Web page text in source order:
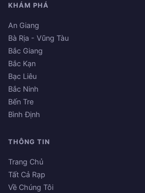
KHÁM PHÁ
An Giang
Bà Rịa - Vũng Tàu
Bắc Giang
Bắc Kạn
Bạc Liêu
Bắc Ninh
Bến Tre
Bình Định
THÔNG TIN
Trang Chủ
Tất Cả Rạp
Về Chúng Tôi